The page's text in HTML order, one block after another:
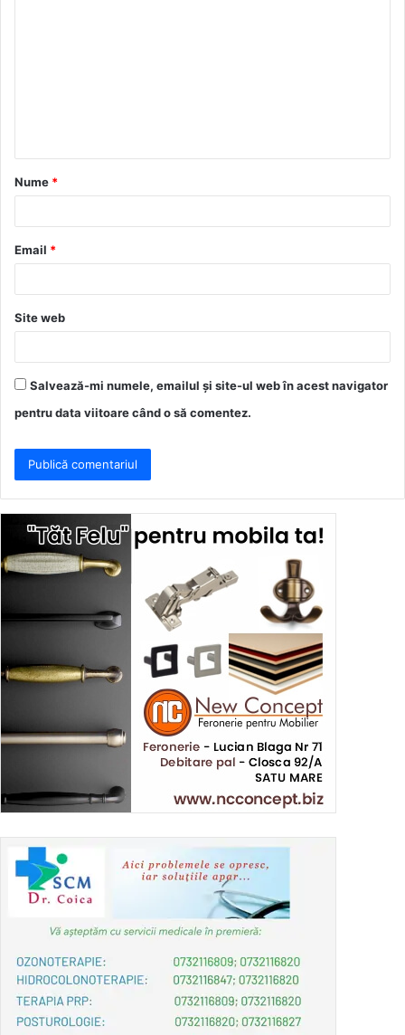
a
r
*
Nume *
Email *
Site web
Salvează-mi numele, emailul și site-ul web în acest navigator
pentru data viitoare când o să comentez.